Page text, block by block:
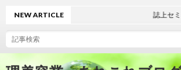
NEW ARTICLE 誌上セミナ